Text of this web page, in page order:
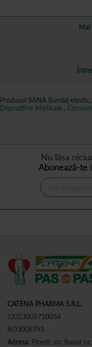
Produsul SANA Bandaj
Dispozitive Medicale ,
Nu lăsa
Abonează-te
CATENA PHARMA S.R.L.
J2023002710034
RO3008793
Adresa: Pitesti, str. Banat